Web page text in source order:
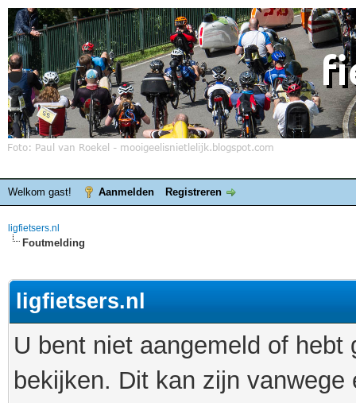
Welkom gast! Aanmelden Registreren
ligfietsers.nl
Foutmelding
ligfietsers.nl
U bent niet aangemeld of
bekijken. Dit kan zijn